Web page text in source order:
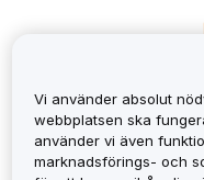
Vi använder absolut
webbplatsen ska
använder vi även
marknadsförings- och